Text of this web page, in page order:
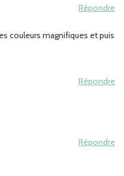
Répondre
couleurs magnifiques et puis
Répondre
Répondre